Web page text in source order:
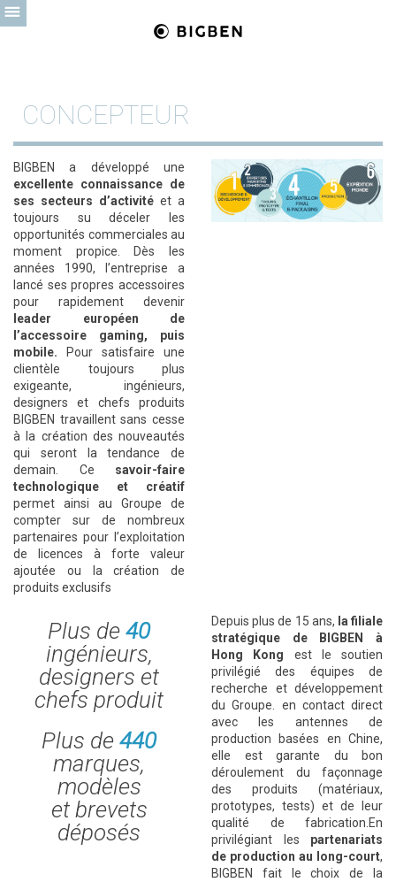
CONCEPTEUR
BIGBEN
a développé une
excellente connaissance de
ses secteurs d’activité et a
toujours su déceler les
opportunités commerciales au
moment propice. Dès les
années 1990, l’entreprise a
lancé ses propres accessoires
pour rapidement devenir
leader européen de
l’accessoire gaming, puis
mobile.
Pour satisfaire une
clientèle toujours plus
exigeante, ingénieurs,
designers et chefs produits
BIGBEN travaillent sans cesse
à la création des nouveautés
qui seront la tendance de
demain. Ce savoir-faire
technologique et créatif
permet ainsi au Groupe de
compter sur de nombreux
partenaires pour l’exploitation
de licences à forte valeur
ajoutée ou la création de
produits exclusifs
Plus de 40
ingénieurs,
designers et
chefs produit
Plus de 440
marques,
modèles
et brevets
déposés
Depuis plus de 15 ans, la filiale
stratégique de
BIGBEN
à
Hong Kong est le soutien
privilégié des équipes de
recherche et développement
du Groupe. en contact direct
avec les antennes de
production basées en Chine,
elle est garante du bon
déroulement du façonnage
des produits (matériaux,
prototypes, tests) et de leur
qualité de fabrication.En
privilégiant les partenariats
de production au long-court,
BIGBEN
fait le choix de la